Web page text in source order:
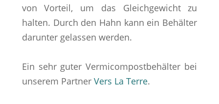
von Vorteil, um das Gleichgewicht zu
halten. Durch den Hahn kann ein Behälter
darunter gelassen werden.
Ein sehr guter Vermicompostbehälter bei
unserem Partner Vers La Terre.